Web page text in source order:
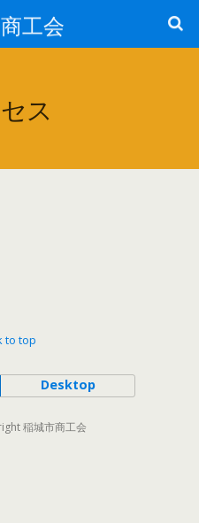
工会
ス
to top
Desktop
稲城市商工会